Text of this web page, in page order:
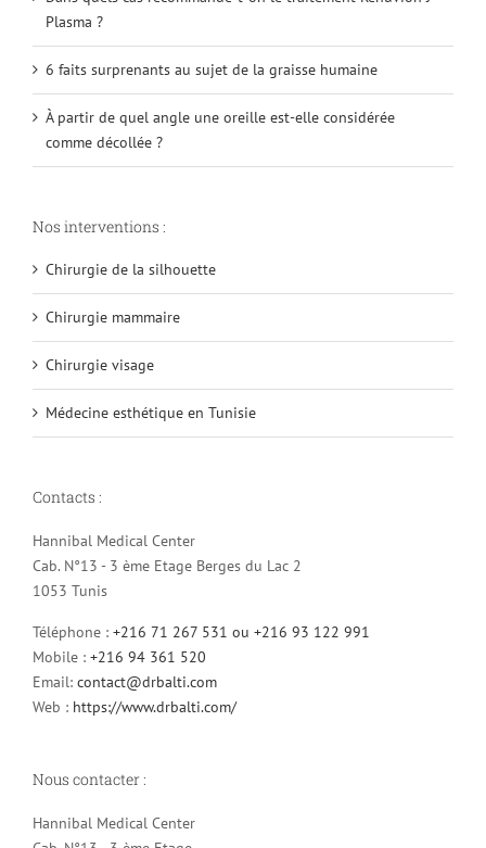
Plasma ?
6 faits surprenants au sujet de la graisse humaine
À partir de quel angle une oreille est-elle considérée
comme décollée ?
Nos interventions :
Chirurgie de la silhouette
Chirurgie mammaire
Chirurgie visage
Médecine esthétique en Tunisie
Contacts :
Hannibal Medical Center
Cab. N°13 - 3 ème Etage Berges du Lac 2
1053 Tunis
Téléphone : +216 71 267 531 ou +216 93 122 991
Mobile : +216 94 361 520
Email: contact@drbalti.com
Web : https://www.drbalti.com/
Nous contacter :
Hannibal Medical Center